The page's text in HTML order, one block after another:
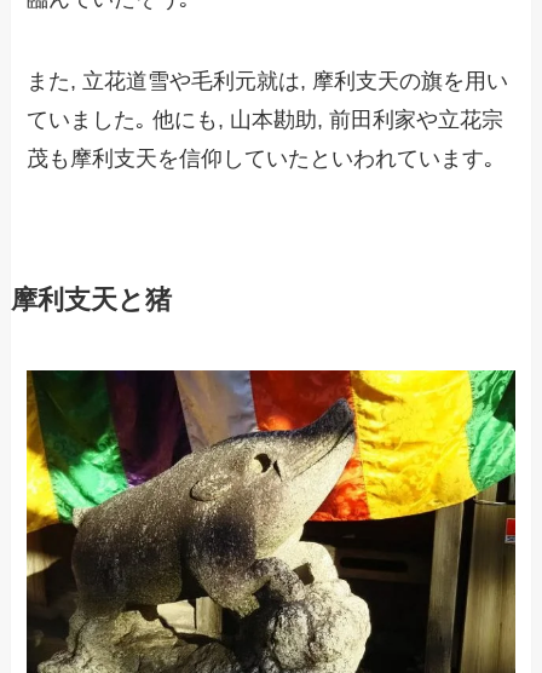
また, 立花道雪や毛利元就は, 摩利支天の旗を用い
ていました｡他にも, 山本勘助, 前田利家や立花宗
茂も摩利支天を信仰していたといわれています｡
摩利支天と猪